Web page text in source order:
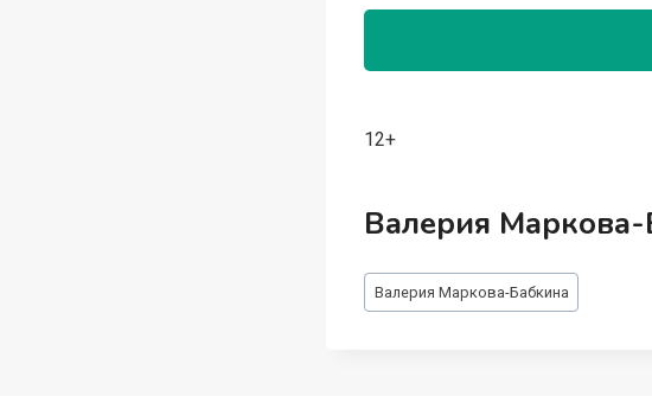
12+
Валерия
Метки
записи:
Валерия Маркова-Бабкина